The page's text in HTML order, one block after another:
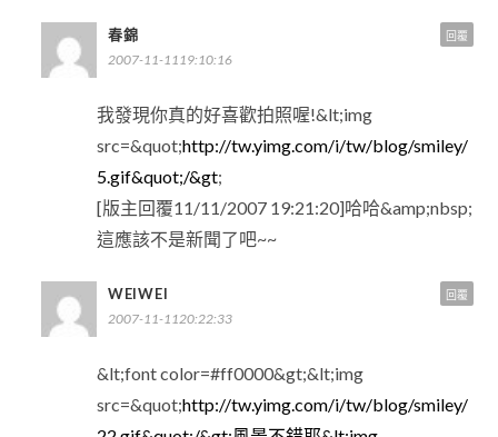
春錦
2007-11-1119:10:16
我發現你真的好喜歡拍照喔!&lt;img
src=&quot;http://tw.yimg.com/i/tw/blog/smiley/
5.gif&quot;/&gt;
[版主回覆11/11/2007 19:21:20]哈哈&amp;nbsp;
這應該不是新聞了吧~~
回覆
WEIWEI
2007-11-1120:22:33
&lt;font color=#ff0000&gt;&lt;img
src=&quot;http://tw.yimg.com/i/tw/blog/smiley/
回覆